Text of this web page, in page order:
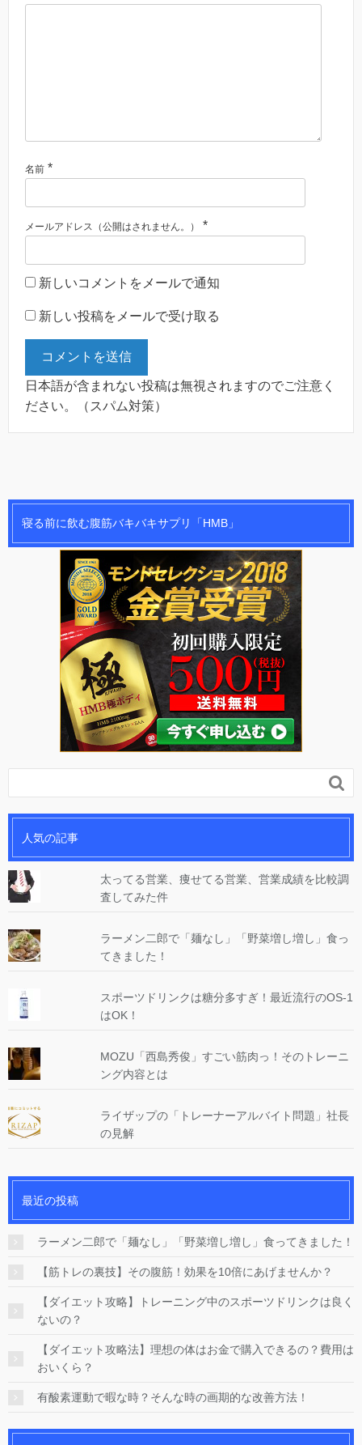
名前 *
メールアドレス（公開はされません。） *
新しいコメントをメールで通知
新しい投稿をメールで受け取る
日本語が含まれない投稿は無視されますのでご注意く
ださい。（スパム対策）
寝る前に飲む腹筋バキバキサプリ「HMB」

人気の記事
太ってる営業、痩せてる営業、営業成績を比較調
査してみた件
ラーメン二郎で「麺なし」「野菜増し増し」食っ
てきました！
スポーツドリンクは糖分多すぎ！最近流行のOS-1
はOK！
MOZU「西島秀俊」すごい筋肉っ！そのトレーニ
ング内容とは
ライザップの「トレーナーアルバイト問題」社長
の見解
最近の投稿
ラーメン二郎で「麺なし」「野菜増し増し」食ってきました！
【筋トレの裏技】その腹筋！効果を10倍にあげませんか？
【ダイエット攻略】トレーニング中のスポーツドリンクは良く
ないの？
【ダイエット攻略法】理想の体はお金で購入できるの？費用は
おいくら？
有酸素運動で暇な時？そんな時の画期的な改善方法！